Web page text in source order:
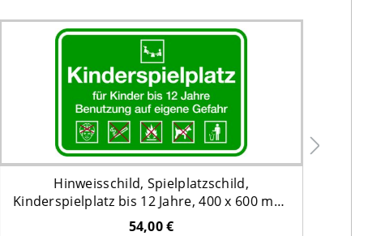
Hinweisschild, Spielplatzschild,
Kinderspielplatz bis 12 Jahre, 400 x 600 mm,
Aluverbund
54,00 €